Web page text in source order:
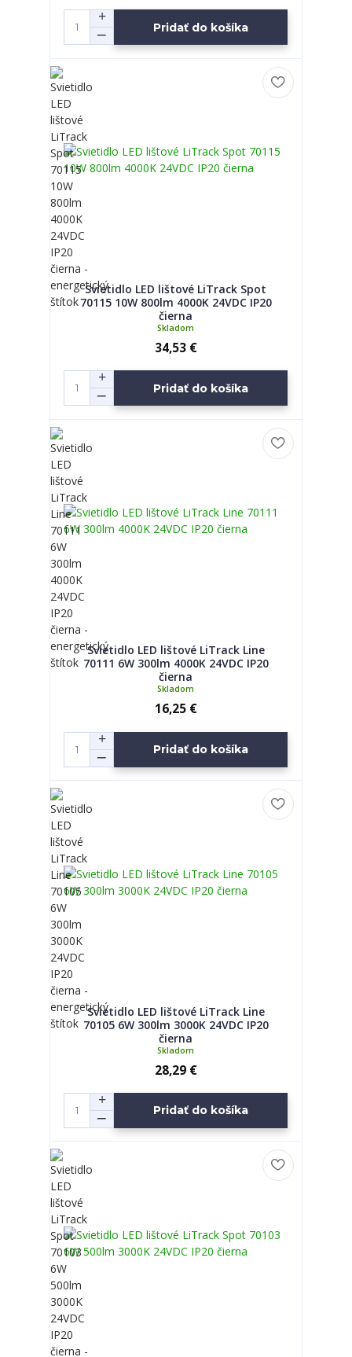
Pridať do košíka
Svietidlo LED lištové LiTrack Spot
70115 10W 800lm 4000K 24VDC IP20
čierna
34,53 €
Skladom
Pridať do košíka
Svietidlo LED lištové LiTrack Line
70111 6W 300lm 4000K 24VDC IP20
čierna
16,25 €
Skladom
Pridať do košíka
Svietidlo LED lištové LiTrack Line
70105 6W 300lm 3000K 24VDC IP20
čierna
28,29 €
Skladom
Pridať do košíka